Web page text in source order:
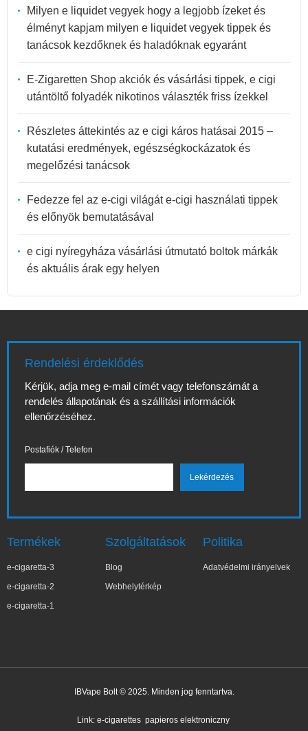
Milyen e liquidet vegyek hogy a legjobb ízeket és
élményt kapjam milyen e liquidet vegyek tippek és
tanácsok kezdőknek és haladóknak egyaránt
E-Zigaretten Shop akciók és vásárlási tippek, e cigi
utántöltő folyadék nikotinos választék friss ízekkel
Részletes áttekintés az e cigi káros hatásai 2015 –
kutatási eredmények, egészségkockázatok és
megelőzési tanácsok
Fedezze fel az e-cigi világát e-cigi használati tippek
és előnyök bemutatásával
e cigi nyíregyháza vásárlási útmutató boltok márkák
és aktuális árak egy helyen
Rendelési érdeklődés
Kérjük, adja meg e-mail címét vagy telefonszámát a
rendelés állapotának és a szállítási információk
ellenőrzéséhez.
Postafiók / Telefon
Termékek
e-cigaretta-3
e-cigaretta-2
e-cigaretta-1
Szolgáltatások
Blog
Webhelytérkép
Politika
Adatvédelmi irányelvek
IBVape Bolt © 2025. Minden jog fenntartva.
Link: e-cigarettes papieros elektroniczny
✕
Magd***na